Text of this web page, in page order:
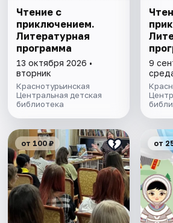
Чтение с
приключением.
Литературная
программа
13 октября 2026 •
вторник
Краснотурьинская
Центральная детская
библиотека
9
от 100 ₽ от